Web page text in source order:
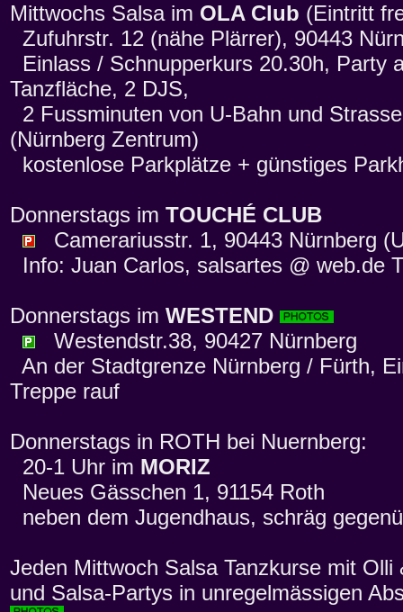
Mittwochs Salsa im OLA Club (Eintritt
Zufuhrstr. 12 (nähe Plärrer), 90443
Einlass / Schnupperkurs 20.30h, Party
Tanzfläche, 2 DJS,
2 Fussminuten von U-Bahn und
(Nürnberg Zentrum)
kostenlose Parkplätze + günstiges
Donnerstags im TOUCHÉ CLUB
Camerariusstr. 1, 90443 Nürnberg
Info: Juan Carlos, salsartes @ web.de
Donnerstags im WESTEND
Westendstr.38, 90427 Nürnberg
An der Stadtgrenze Nürnberg / Fürth,
Treppe rauf
Donnerstags in ROTH bei Nuernberg:
20-1 Uhr im MORIZ
Neues Gässchen 1, 91154 Roth
neben dem Jugendhaus, schräg
Jeden Mittwoch Salsa Tanzkurse mit
und Salsa-Partys in unregelmässigen